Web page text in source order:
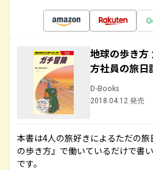
地球の歩き方
方社員の旅日
D-Books
2018.04.12 発売
本書は4人の旅好きによるただの
の歩き方』で働いているだけで書
です。